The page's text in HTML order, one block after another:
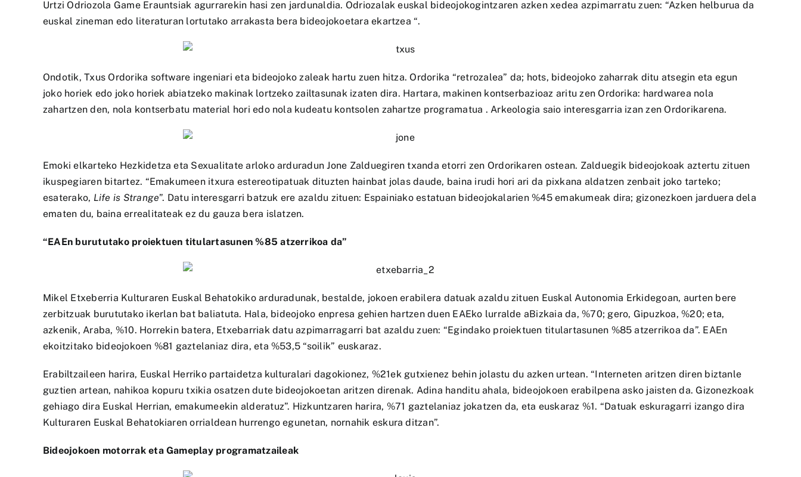
Urtzi Odriozola Game Erauntsiak agurrarekin hasi zen jardunaldia. Odriozalak euskal bideojokogintzaren azken xedea azpimarratu zuen: “Azken helburua da
euskal zineman edo literaturan lortutako arrakasta bera bideojokoetara ekartzea “.
Ondotik, Txus Ordorika software ingeniari eta bideojoko zaleak hartu zuen hitza. Ordorika “retrozalea” da; hots, bideojoko zaharrak ditu atsegin eta egun
joko horiek edo joko horiek abiatzeko makinak lortzeko zailtasunak izaten dira. Hartara, makinen kontserbazioaz aritu zen Ordorika: hardwarea nola
zahartzen den, nola kontserbatu material hori edo nola kudeatu kontsolen zahartze programatua . Arkeologia saio interesgarria izan zen Ordorikarena.
Emoki elkarteko Hezkidetza eta Sexualitate arloko arduradun Jone Zalduegiren txanda etorri zen Ordorikaren ostean. Zalduegik bideojokoak aztertu zituen
ikuspegiaren bitartez. “Emakumeen itxura estereotipatuak dituzten hainbat jolas daude, baina irudi hori ari da pixkana aldatzen zenbait joko tarteko;
esaterako, Life is Strange”. Datu interesgarri batzuk ere azaldu zituen: Espainiako estatuan bideojokalarien %45 emakumeak dira; gizonezkoen jarduera dela
ematen du, baina errealitateak ez du gauza bera islatzen.
“EAEn burututako proiektuen titulartasunen %85 atzerrikoa da”
Mikel Etxeberria Kulturaren Euskal Behatokiko arduradunak, bestalde, jokoen erabilera datuak azaldu zituen Euskal Autonomia Erkidegoan, aurten bere
zerbitzuak burututako ikerlan bat baliatuta. Hala, bideojoko enpresa gehien hartzen duen EAEko lurralde aBizkaia da, %70; gero, Gipuzkoa, %20; eta,
azkenik, Araba, %10. Horrekin batera, Etxebarriak datu azpimarragarri bat azaldu zuen: “Egindako proiektuen titulartasunen %85 atzerrikoa da”. EAEn
ekoitzitako bideojokoen %81 gaztelaniaz dira, eta %53,5 “soilik” euskaraz.
Erabiltzaileen harira, Euskal Herriko partaidetza kulturalari dagokionez, %21ek gutxienez behin jolastu du azken urtean. “Interneten aritzen diren biztanle
guztien artean, nahikoa kopuru txikia osatzen dute bideojokoetan aritzen direnak. Adina handitu ahala, bideojokoen erabilpena asko jaisten da. Gizonezkoak
gehiago dira Euskal Herrian, emakumeekin alderatuz”. Hizkuntzaren harira, %71 gaztelaniaz jokatzen da, eta euskaraz %1. “Datuak eskuragarri izango dira
Kulturaren Euskal Behatokiaren orrialdean hurrengo egunetan, nornahik eskura ditzan”.
Bideojokoen motorrak eta Gameplay programatzaileak